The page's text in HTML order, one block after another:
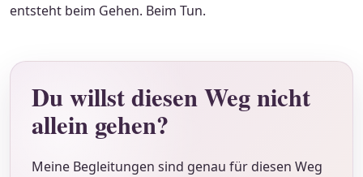
entsteht beim Gehen. Beim Tun.
Du willst diesen Weg nicht
allein gehen?
Meine Begleitungen sind genau für diesen Weg